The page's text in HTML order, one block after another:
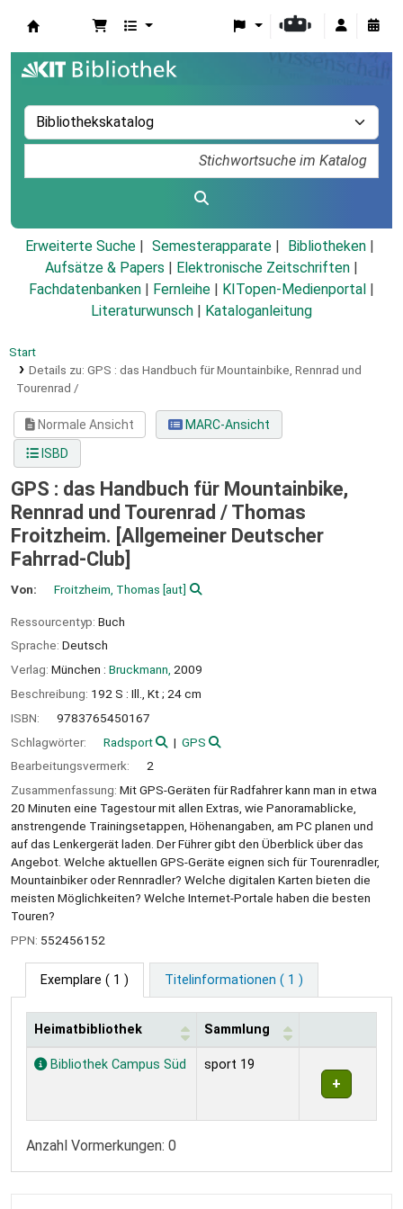
Erweiterte Suche Semesterapparate
Bibliotheken
Aufsätze & Papers
Elektronische Zeitschriften
Fachdatenbanken
Fernleihe KITopen-Medienportal
Literaturwunsch
Kataloganleitung
Start
Details zu: GPS : das Handbuch für Mountainbike, Rennrad und
Tourenrad /
Normale Ansicht
MARC-Ansicht
ISBD
GPS : das Handbuch für Mountainbike,
Rennrad und Tourenrad / Thomas
Froitzheim. [Allgemeiner Deutscher
Fahrrad-Club]
Von: Froitzheim, Thomas [aut]
Ressourcentyp: Buch
Sprache: Deutsch
Verlag: München : Bruckmann, 2009
Beschreibung: 192 S : Ill., Kt ; 24 cm
ISBN:
9783765450167
Schlagwörter:
Radsport
GPS
Bearbeitungsvermerk:
2
Zusammenfassung: Mit GPS-Geräten für Radfahrer kann man in etwa
20 Minuten eine Tagestour mit allen Extras, wie Panoramablicke,
anstrengende Trainingsetappen, Höhenangaben, am PC planen und
auf das Lenkergerät laden. Der Führer gibt den Überblick über das
Angebot. Welche aktuellen GPS-Geräte eignen sich für Tourenradler,
Mountainbiker oder Rennradler? Welche digitalen Karten bieten die
meisten Möglichkeiten? Welche Internet-Portale haben die besten
Touren?
PPN: 552456152
Exemplare ( 1 ) Titelinformationen ( 1 )
Exemplare
Heimatbibliothek Sammlung
Bibliothek Campus Süd sport 19
Anzahl Vormerkungen: 0